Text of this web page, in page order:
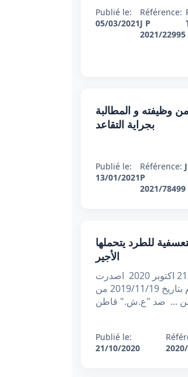
Publié le:
05/03/2021
Référence:
J P
2021/22995
: إعفاء عون عمومي من وظيفته و المطالبة
بجراية التقاعد
Publié le:
13/01/2021
Référence: J
P
2021/78499
عبء اثبات الصبغة التعسفية للطرد يتحملها
الأجير
الجمهورية التونسية وزارة العدل محكمة التعقيب عدد القضية 82540 تاريخه 21 اکتوبر 2020 اصدرت
محكمة التعقيب القرار الاتي بعد الاطلاع على مطلب التعقيب المقدم بتاريخ 2019/11/19 من
Publié le:
21/10/2020